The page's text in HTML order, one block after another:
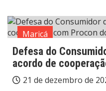
Maricá
Defesa do
acordo de
21 de dezembro de